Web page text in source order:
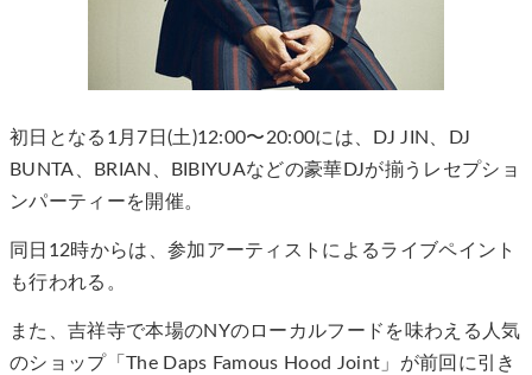
初日となる1月7日(土)12:00〜20:00には、DJ JIN、DJ
BUNTA、BRIAN、BIBIYUAなどの豪華DJが揃うレセプショ
ンパーティーを開催。
同日12時からは、参加アーティストによるライブペイント
も行われる。
また、吉祥寺で本場のNYのローカルフードを味わえる人気
のショップ「The Daps Famous Hood Joint」が前回に引き